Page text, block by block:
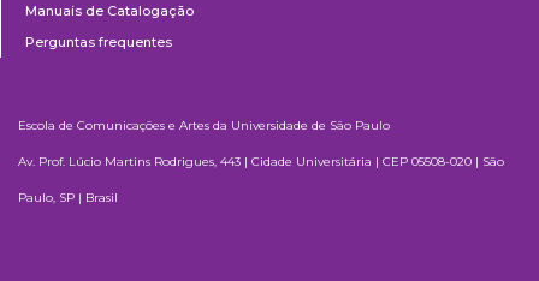
Manuais de Catalogação
Perguntas frequentes
Escola de Comunicações e Artes da Universidade de São Paulo
Av. Prof. Lúcio Martins Rodrigues, 443 | Cidade Universitária | CEP 05508-020 | São
Paulo, SP | Brasil